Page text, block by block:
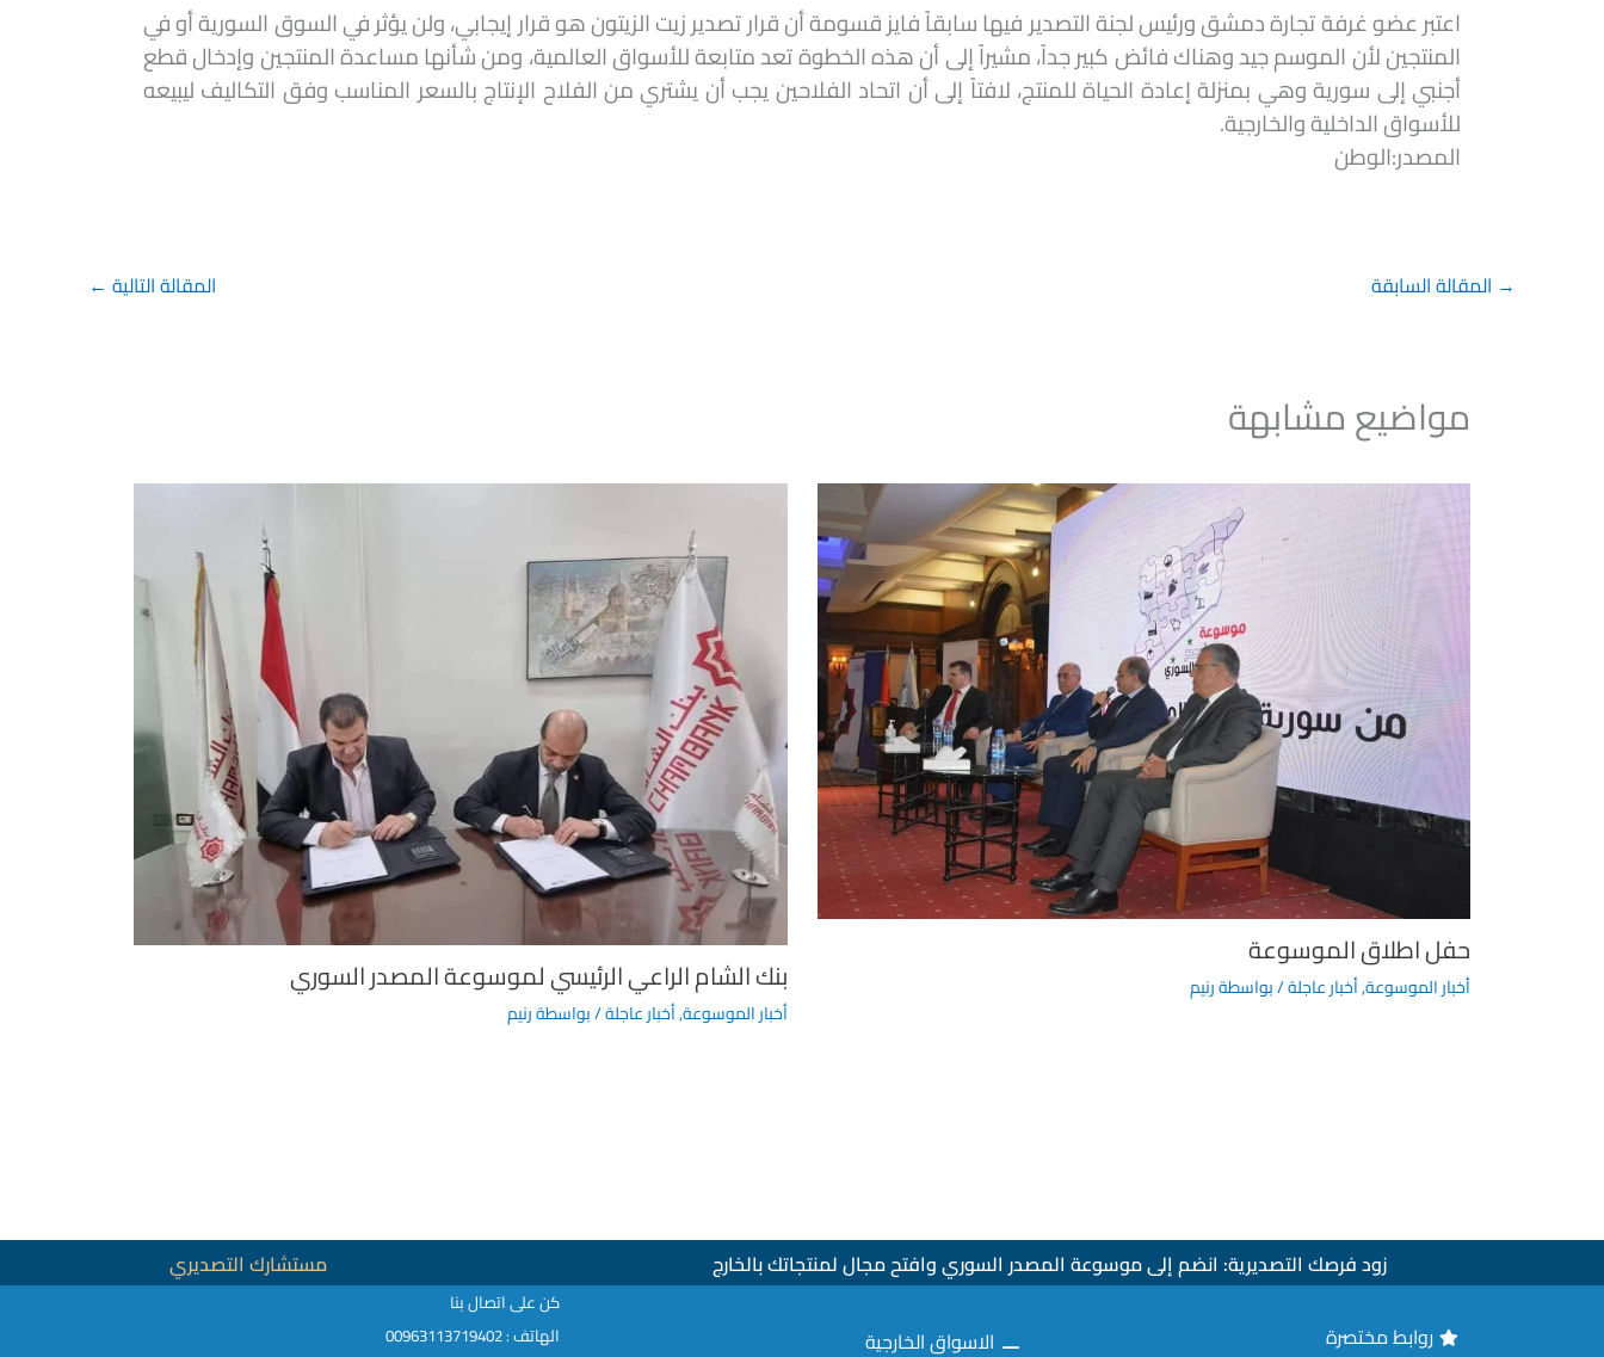
اعتبر عضو غرفة تجارة دمشق ورئيس لجنة التصدير فيها سابقاً فايز قسومة أن قرار تصدير زيت الزيتون هو قرار إيجابي، ولن يؤثر في السوق السورية أو في
المنتجين لأن الموسم جيد وهناك فائض كبير جداً، مشيراً إلى أن هذه الخطوة تعد متابعة للأسواق العالمية، ومن شأنها مساعدة المنتجين وإدخال قطع
أجنبي إلى سورية وهي بمنزلة إعادة الحياة للمنتج، لافتاً إلى أن اتحاد الفلاحين يجب أن يشتري من الفلاح الإنتاج بالسعر المناسب وفق التكاليف ليبيعه
للأسواق الداخلية والخارجية.
المصدر:الوطن
→ المقالة السابقة المقالة التالية ←
مواضيع مشابهة
حفل اطلاق الموسوعة
أخبار الموسوعة,أخبار عاجلة/ بواسطةرنيم بنك الشام الراعي الرئيسي لموسوعة المصدر السوري
أخبار الموسوعة,أخبار عاجلة/ بواسطةرنيم
زود فرصك التصديرية: انضم إلى موسوعة المصدر السوري وافتح مجال لمنتجاتك بالخارج مستشارك التصديري
روابط مختصرة
الاسواق الخارجية
كن على اتصال بنا
الهاتف : 00963113719402